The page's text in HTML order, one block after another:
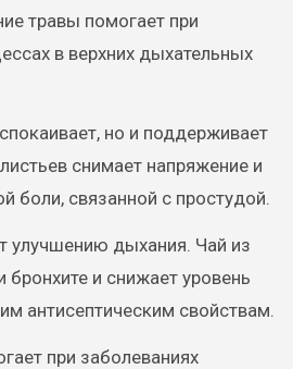
травы помогает при
в верхних дыхательных
но и поддерживает
снимает напряжение и
боли, связанной с простудой.
улучшению дыхания. Чай из
бронхите и снижает уровень
антисептическим свойствам.
при заболеваниях